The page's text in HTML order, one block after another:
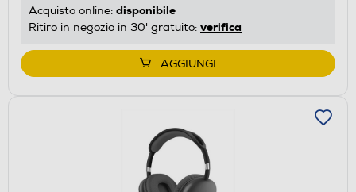
Acquisto online: disponibile
Ritiro in negozio in 30' gratuito: verifica
AGGIUNGI